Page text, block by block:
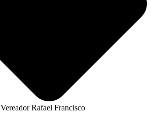
Vereador Rafael Francisco